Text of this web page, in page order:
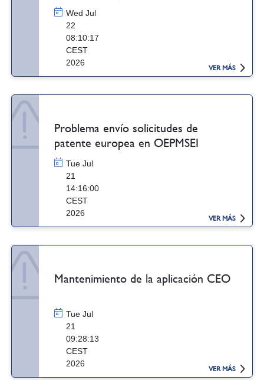
Wed Jul
22
08:10:17
CEST
2026
VER MÁS
Problema envío solicitudes de
patente europea en OEPMSEI
Tue Jul
21
14:16:00
CEST
2026
VER MÁS
Mantenimiento de la aplicación CEO
Tue Jul
21
09:28:13
CEST
2026
VER MÁS